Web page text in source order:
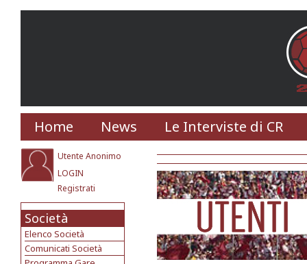
Home News Le Interviste di CR
Utente Anonimo
LOGIN
Registrati
Società
Elenco Società
Comunicati Società